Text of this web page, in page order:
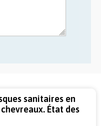
sanitaires en
État des